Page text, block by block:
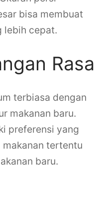
bisa membuat
lebih cepat.
Rasa
terbiasa dengan
makanan baru.
preferensi yang
tertentu
baru.